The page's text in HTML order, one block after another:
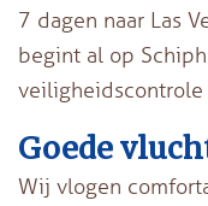
7 dagen naar Las
begint al op
veiligheidscontrole
Goede
Wij vlogen